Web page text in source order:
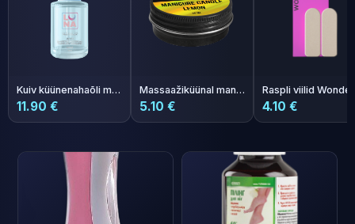
Kuiv küünenahaõli meloni aroomiga Photoshop Oil 30ml
11.90 €
Massaažiküünal maniküüriks Nila Lemon 30 ml
5.10 € 4.10 €